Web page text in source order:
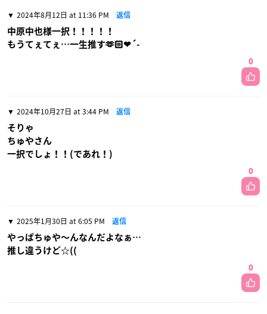
2024年8月12日 at 11:36 PM 返信
中原中也様一択！！！！！
もうてぇてぇ…一生推す🫶🏻❤︎‬´-
0
2024年10月27日 at 3:44 PM 返信
そりゃ
ちゅやさん
一択でしょ！！(であれ！)
0
2025年1月30日 at 6:05 PM 返信
やっぱちゅや〜んなんだよなぁ…
推し違うけど☆((
0